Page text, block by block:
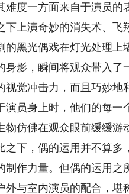
难度一方面来自于演员的
下上演奇妙的消失术、飞
光偶戏在灯光处理上
身影，瞬间将观众带入了
视觉冲击力，而且巧妙
演员身上时，他们的每一
物仿佛在观众眼前缓缓游
，偶的运用并不算多
制作力量。但偶的运用
外与室内演员的配合，堪